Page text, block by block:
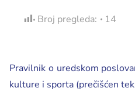
Broj pregleda: 14
Pravilnik o uredskom
kulture i sporta (prečišćen